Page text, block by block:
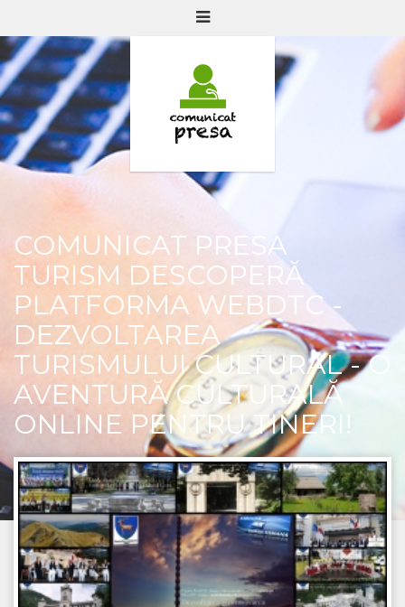
COMUNICAT PRESA
TURISM DESCOPERĂ
PLATFORMA WEBDTC -
DEZVOLTAREA
TURISMULUI CULTURAL - O
AVENTURĂ CULTURALĂ
ONLINE PENTRU TINERI!